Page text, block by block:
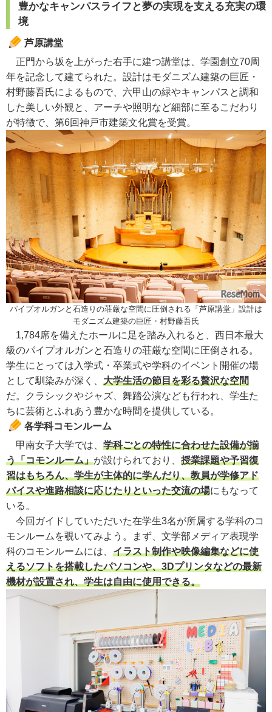
豊かなキャンパスライフと夢の実現を支える充実の環
境
芦原講堂
正門から坂を上がった右手に建つ講堂は、学園創立70周
年を記念して建てられた。設計はモダニズム建築の巨匠・
村野藤吾氏によるもので、六甲山の緑やキャンパスと調和
した美しい外観と、アーチや照明など細部に至るこだわり
が特徴で、第6回神戸市建築文化賞を受賞。
パイプオルガンと石造りの荘厳な空間に圧倒される「芦原講堂」設計は
モダニズム建築の巨匠・村野藤吾氏
1,784席を備えたホールに足を踏み入れると、西日本最大
級のパイプオルガンと石造りの荘厳な空間に圧倒される。
学生にとっては入学式・卒業式や学科のイベント開催の場
として馴染みが深く、 大学生活の節目を彩る贅沢な空間
だ。クラシックやジャズ、舞踏公演なども行われ、学生た
ちに芸術とふれあう豊かな時間を提供している。
各学科コモンルーム
甲南女子大学では、 学科ごとの特性に合わせた設備が揃
う「コモンルーム」が設けられており、 授業課題や予習復
習はもちろん、学生が主体的に学んだり、教員が学修アド
バイスや進路相談に応じたりといった交流の場にもなって
いる。
今回ガイドしていただいた在学生3名が所属する学科のコ
モンルームを覗いてみよう。まず、文学部メディア表現学
科のコモンルームには、 イラスト制作や映像編集などに使
えるソフトを搭載したパソコンや、3Dプリンタなどの最新
機材が設置され、学生は自由に使用できる。